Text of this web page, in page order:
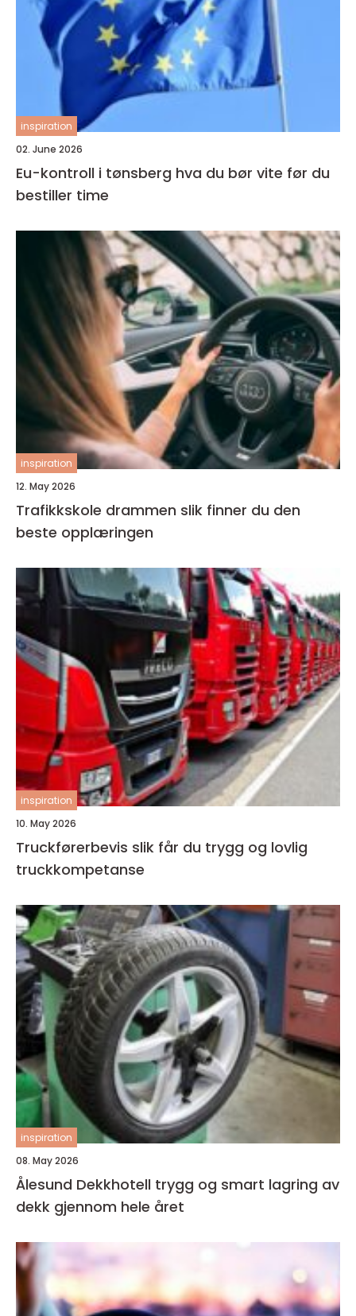
inspiration
02. June 2026
Eu-kontroll i tønsberg hva du bør vite før du
bestiller time
inspiration
12. May 2026
Trafikkskole drammen slik finner du den
beste opplæringen
inspiration
10. May 2026
Truckførerbevis slik får du trygg og lovlig
truckkompetanse
inspiration
08. May 2026
Ålesund Dekkhotell trygg og smart lagring av
dekk gjennom hele året